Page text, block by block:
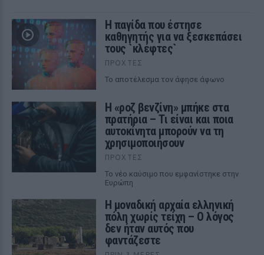
Η παγίδα που έστησε
καθηγητής για να ξεσκεπάσει
τους `κλέφτες`
ΠΡΟΧΤΈΣ
Το αποτέλεσμα τον άφησε άφωνο
Η «ροζ βενζίνη» μπήκε στα
πρατήρια – Τι είναι και ποια
αυτοκίνητα μπορούν να τη
χρησιμοποιήσουν
ΠΡΟΧΤΈΣ
Το νέο καύσιμο που εμφανίστηκε στην
Ευρώπη
Η μοναδική αρχαία ελληνική
πόλη χωρίς τείχη – Ο λόγος
δεν ήταν αυτός που
φαντάζεστε